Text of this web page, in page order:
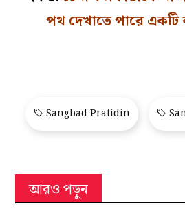
পথ দেখাতে পারে একটি
Sangbad Pratidin
আরও পড়ুন